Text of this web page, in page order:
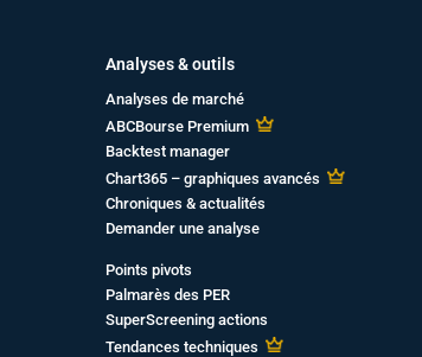
Analyses & outils
Analyses de marché
ABCBourse Premium
Backtest manager
Chart365 – graphiques avancés
Chroniques & actualités
Demander une analyse
Points pivots
Palmarès des PER
SuperScreening actions
Tendances techniques